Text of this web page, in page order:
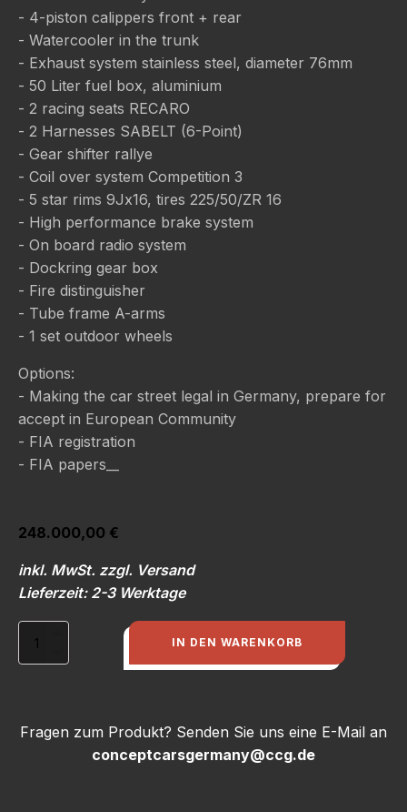
- 4-piston calippers front + rear
- Watercooler in the trunk
- Exhaust system stainless steel, diameter 76mm
- 50 Liter fuel box, aluminium
- 2 racing seats RECARO
- 2 Harnesses SABELT (6-Point)
- Gear shifter rallye
- Coil over system Competition 3
- 5 star rims 9Jx16, tires 225/50/ZR 16
- High performance brake system
- On board radio system
- Dockring gear box
- Fire distinguisher
- Tube frame A-arms
- 1 set outdoor wheels
Options:
- Making the car street legal in Germany, prepare for
accept in European Community
- FIA registration
- FIA papers__
248.000,00 €
inkl. MwSt. zzgl. Versand
Lieferzeit: 2-3 Werktage
Fertigfahrzeug
PS/440kw,
Rennbetrieb
IN DEN WARENKORB
Fragen zum Produkt? Senden Sie uns eine E-Mail an
conceptcarsgermany@ccg.de